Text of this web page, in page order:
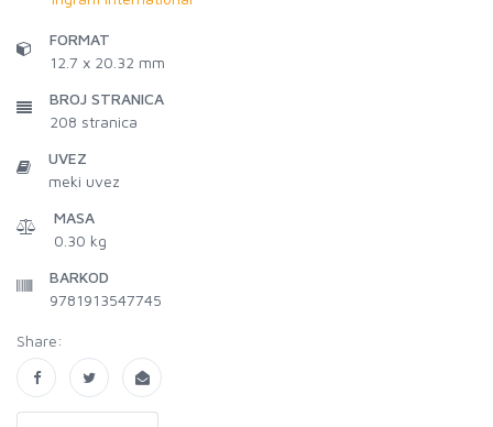
FORMAT
12.7 x 20.32 mm
BROJ STRANICA
208 stranica
UVEZ
meki uvez
MASA
0.30 kg
BARKOD
9781913547745
Share: